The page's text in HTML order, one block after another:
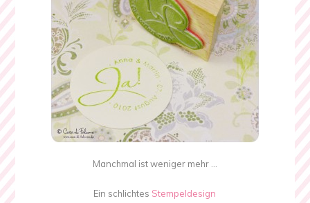
Manchmal ist weniger mehr …
Ein schlichtes Stempeldesign